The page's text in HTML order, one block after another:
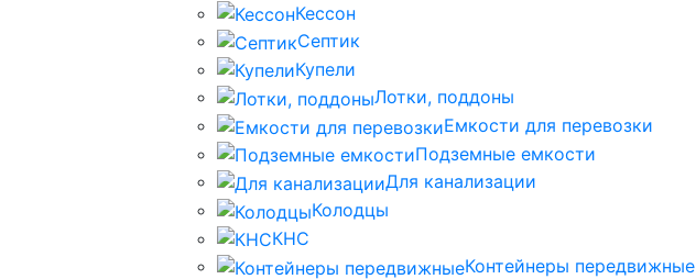
Кессон
Септик
Купели
Лотки, поддоны
Емкости для перевозки
Подземные емкости
Для канализации
Колодцы
КНС
Контейнеры передвижные